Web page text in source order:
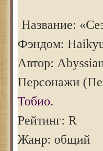
Название:
Фэндом:
Автор:
Персонажи
Тобио.
Рейтинг: R
Жанр: общий